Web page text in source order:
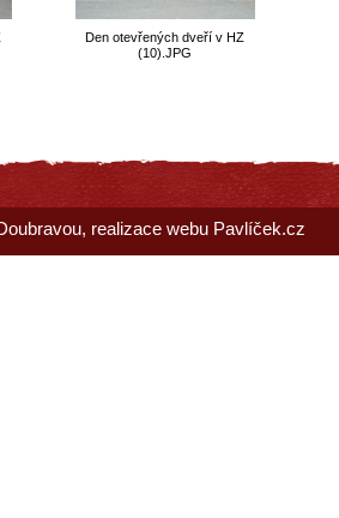
Den otevřených dveří v HZ
(10).JPG
, realizace webu Pavlíček.cz